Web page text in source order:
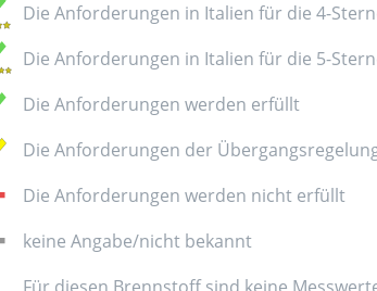
Die Anforderungen in Italien für die 4-
Die Anforderungen in Italien für die 5-
Die Anforderungen werden erfüllt
Die Anforderungen der
Die Anforderungen werden nicht erfüllt
keine Angabe/nicht bekannt